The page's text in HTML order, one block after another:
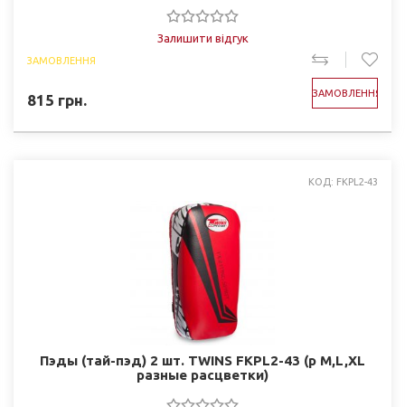
Залишити відгук
ЗАМОВЛЕННЯ
815 грн. ЗАМОВЛЕННЯ
КОД: FKPL2-43
Пэды (тай-пэд) 2 шт. TWINS FKPL2-43 (р M,L,XL
разные раcцветки)